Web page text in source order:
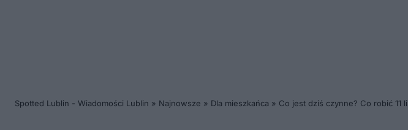
Spotted Lublin - Wiadomości Lublin » Najnowsze » Dla mieszkańca » Co jest dziś czynne? Co robić 11